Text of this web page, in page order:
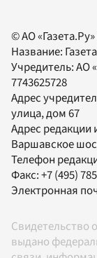
© АО
Название:
Учредитель:АО
7743625728
Адрес
улица, дом 67
Адрес редакции
Варшавское
Телефон
Факс:+7 (495)
Электронная
Свидетельство
выдано